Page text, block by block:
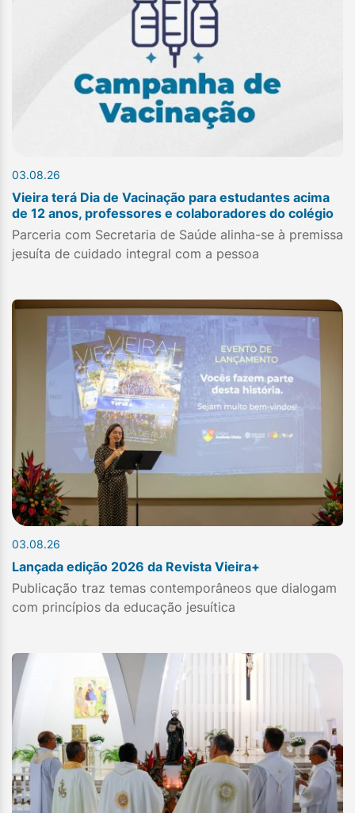
03.08.26
Vieira terá Dia de Vacinação para estudantes acima
de 12 anos, professores e colaboradores do colégio
Parceria com Secretaria de Saúde alinha-se à premissa
jesuíta de cuidado integral com a pessoa
03.08.26
Lançada edição 2026 da Revista Vieira+
Publicação traz temas contemporâneos que dialogam
com princípios da educação jesuítica